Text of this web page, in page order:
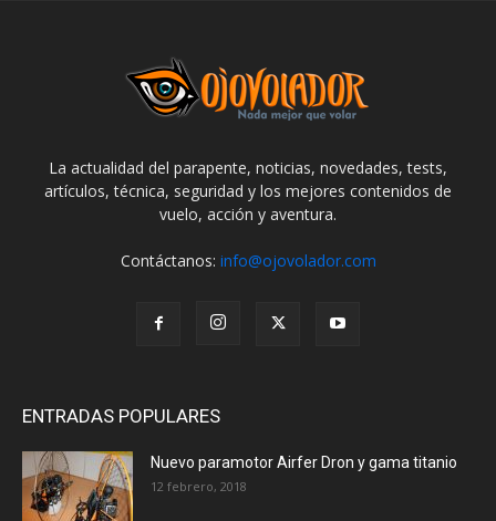
La actualidad del parapente, noticias, novedades, tests,
artículos, técnica, seguridad y los mejores contenidos de
vuelo, acción y aventura.
Contáctanos: info@ojovolador.com
ENTRADAS POPULARES
Nuevo paramotor Airfer Dron y gama titanio
12 febrero, 2018